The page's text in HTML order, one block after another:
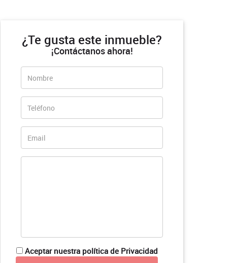
¿Te gusta este inmueble?
¡Contáctanos ahora!
Aceptar nuestra política de Privacidad